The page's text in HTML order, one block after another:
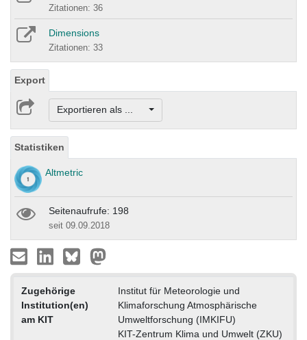
Zitationen: 36
Dimensions
Zitationen: 33
Export
Exportieren als ...
Statistiken
Altmetric
Seitenaufrufe: 198
seit 09.09.2018
Zugehörige
Institution(en)
am KIT
Institut für Meteorologie und
Klimaforschung Atmosphärische
Umweltforschung (IMKIFU)
KIT-Zentrum Klima und Umwelt (ZKU)